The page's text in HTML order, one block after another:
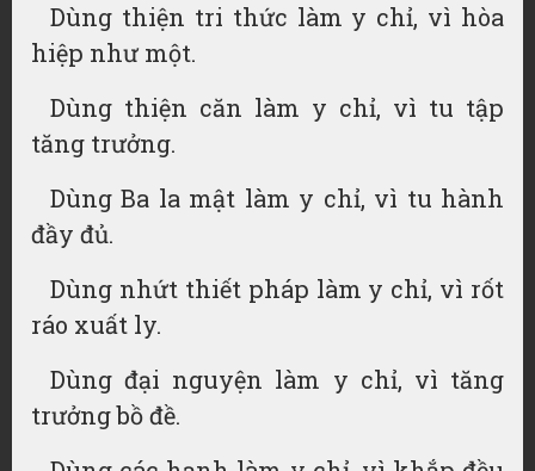
Dùng thiện tri thức làm y chỉ, vì hòa
hiệp như một.
Dùng thiện căn làm y chỉ, vì tu tập
tăng trưởng.
Dùng Ba la mật làm y chỉ, vì tu hành
đầy đủ.
Dùng nhứt thiết pháp làm y chỉ, vì rốt
ráo xuất ly.
Dùng đại nguyện làm y chỉ, vì tăng
trưởng bồ đề.